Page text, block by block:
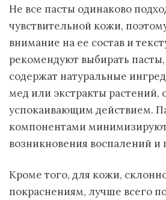
Не все пасты одинаково
чувствительной кожи,
внимание на ее состав и
рекомендуют выбирать
содержат натуральные
мед или экстракты
успокаивающим действием.
компонентами минимизируют
возникновения воспалений и
Кроме того, для кожи,
покраснениям, лучше всего